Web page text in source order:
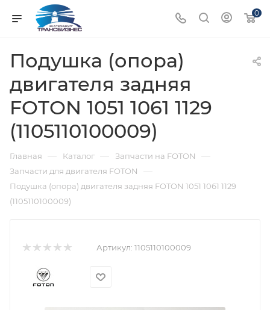
0
Подушка (опора)
двигателя задняя
FOTON 1051 1061 1129
(1105110100009)
Главная — Каталог — Запчасти на FOTON —
Запчасти для двигателя FOTON —
Подушка (опора) двигателя задняя FOTON 1051 1061 1129
(1105110100009)
Артикул: 1105110100009